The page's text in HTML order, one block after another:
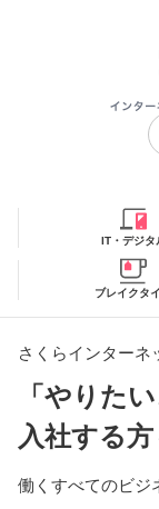
IT・デジタ
ブレイクタ
さくらインターネ
「やりた
入社する
働くすべてのビジ